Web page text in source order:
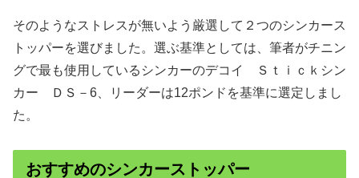
そのようなストレスが無いよう厳選して２つのシンカース
トッパーを選びました。選ぶ基準としては、筆者がチニン
グで最も使用しているシンカーのデコイ Ｓｔｉｃｋシン
カー ＤＳ－6、リーダーは12ポンドを基準に選定しまし
た。
おすすめのシンカーストッパー